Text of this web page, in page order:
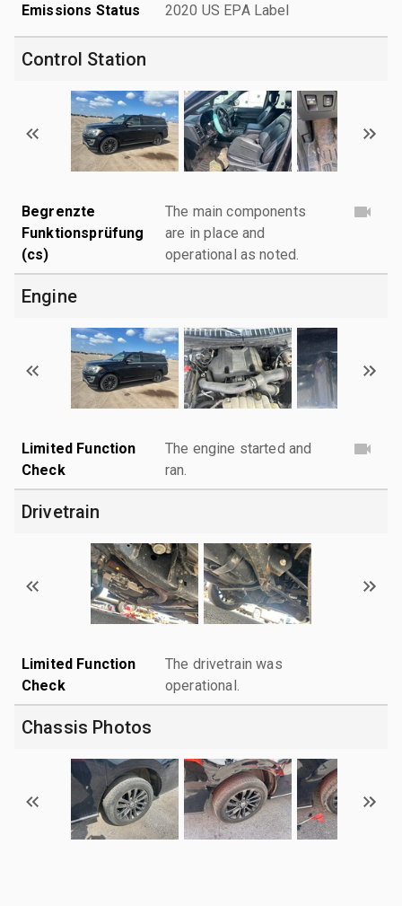
Emissions Status 2020 US EPA Label
Control Station
Begrenzte
Funktionsprüfung
(cs)
The main components
are in place and
operational as noted.
Engine
Limited Function
Check
The engine started and
ran.
Drivetrain
Limited Function
Check
The drivetrain was
operational.
Chassis Photos